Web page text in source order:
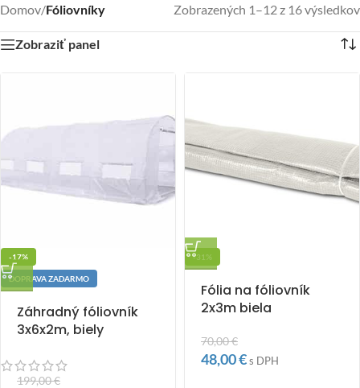
Domov/Fóliovníky Zobrazených 1–12 z 16 výsledkov
Zobraziť panel
-17%
DOPRAVA ZADARMO
Záhradný fóliovník
3x6x2m, biely
199,00€
-31%
Fólia na fóliovník
2x3m biela
70,00€
48,00€s DPH